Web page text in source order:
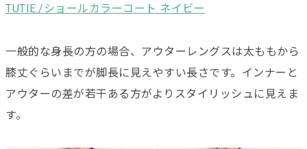
TUTIE./ショールカラーコート ネイビー
一般的な身長の方の場合、アウターレングスは太ももから
膝丈ぐらいまでが脚長に見えやすい長さです。インナーと
アウターの差が若干ある方がよりスタイリッシュに見えま
す。